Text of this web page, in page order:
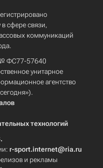
сфере связи,
коммуникаций
№ ФС77-57640
унитарное
агентство
технологий
r-sport.internet@ria.ru
и рекламы